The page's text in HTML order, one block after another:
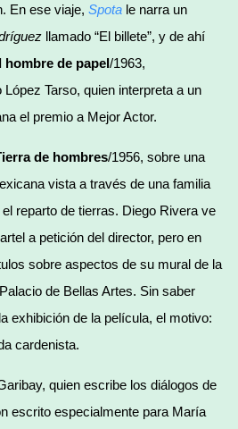
En ese viaje, Spota le narra un
llamado “El billete”, y de ahí
hombre de papel/1963,
Tarso, quien interpreta a un
el premio a Mejor Actor.
de hombres/1956, sobre una
vista a través de una familia
reparto de tierras. Diego Rivera ve
a petición del director, pero en
sobre aspectos de su mural de la
de Bellas Artes. Sin saber
exhibición de la película, el motivo:
cardenista.
quien escribe los diálogos de
escrito especialmente para María